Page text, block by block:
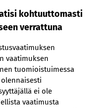
kohtuuttomasti
verrattuna
vaatimuksen
tuomioistuimessa
ei ole
vaatimusta